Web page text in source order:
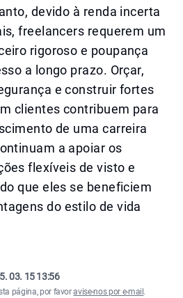
devido à renda incerta
freelancers requerem um
rigoroso e poupança
a longo prazo. Orçar,
e construir fortes
clientes contribuem para
de uma carreira
a apoiar os
flexíveis de visto e
que eles se beneficiem
do estilo de vida
03. 15 13:56
página, por favoravise-nos por e-mail .